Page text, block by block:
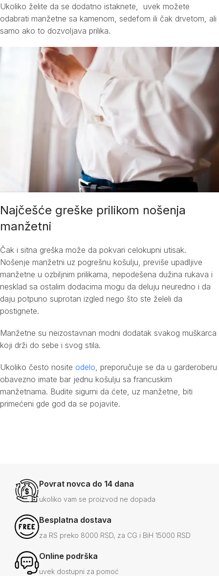
Ukoliko želite da se dodatno istaknete, uvek možete
odabrati manžetne sa kamenom, sedefom ili čak drvetom, ali
samo ako to dozvoljava prilika.
Najčešće greške prilikom nošenja
manžetni
Čak i sitna greška može da pokvari celokupni utisak.
Nošenje manžetni uz pogrešnu košulju, previše upadljive
manžetne u ozbiljnim prilikama, nepodešena dužina rukava i
nesklad sa ostalim dodacima mogu da deluju neuredno i da
daju potpuno suprotan izgled nego što ste želeli da
postignete.
Manžetne su neizostavnan modni dodatak svakog muškarca
koji drži do sebe i svog stila.
Ukoliko često nosite odelo, preporučuje se da u garderoberu
obavezno imate bar jednu košulju sa francuskim
manžetnama. Budite sigurni da ćete, uz manžetne, biti
primećeni gde god da se pojavite.
Povrat novca do 14 dana
ukoliko vam se proizvod ne dopada
Besplatna dostava
za RS preko 8000 RSD, za CG i BiH 15000 RSD
Online podrška
uvek dostupni za pomoć